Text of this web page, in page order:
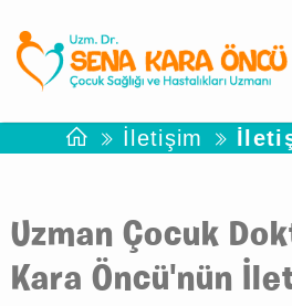
İletişim
Uzman Çocuk
Kara Öncü'nün